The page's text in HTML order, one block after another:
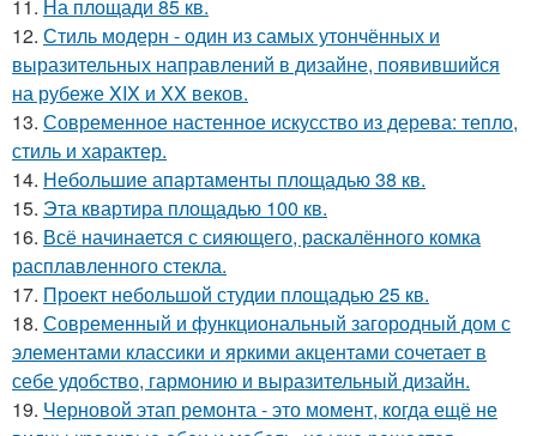
11. На площади 85 кв.
12. Стиль модерн - один из самых утончённых и
выразительных направлений в дизайне, появившийся
на рубеже XIX и XX веков.
13. Современное настенное искусство из дерева: тепло,
стиль и характер.
14. Небольшие апартаменты площадью 38 кв.
15. Эта квартира площадью 100 кв.
16. Всё начинается с сияющего, раскалённого комка
расплавленного стекла.
17. Проект небольшой студии площадью 25 кв.
18. Современный и функциональный загородный дом с
элементами классики и яркими акцентами сочетает в
себе удобство, гармонию и выразительный дизайн.
19. Черновой этап ремонта - это момент, когда ещё не